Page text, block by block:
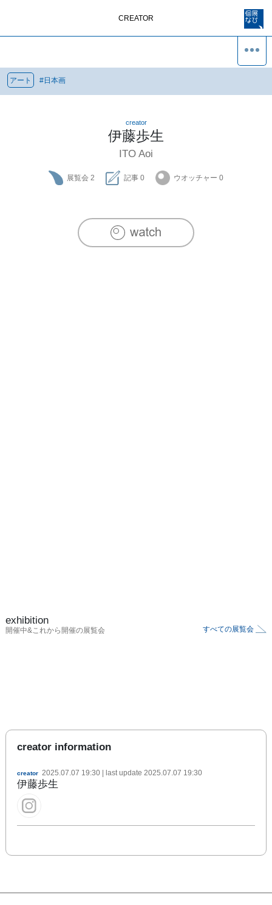
CREATOR
アート #日本画
creator
伊藤歩生
ITO Aoi
展覧会 2 記事 0 ウオッチャー 0
exhibition
開催中&これから開催の展覧会 すべての展覧会
creator information
creator 2025.07.07 19:30 | last update 2025.07.07 19:30
伊藤歩生